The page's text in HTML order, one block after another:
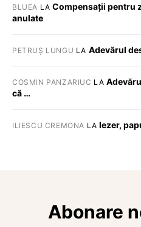
BLUEA LACompensații pentru
anulate
PETRUȘ LUNGU LA Adevărul
COSMIN PANZARIUC LA
că …
ILIESCU CREMONA LAIezer,
Abonare